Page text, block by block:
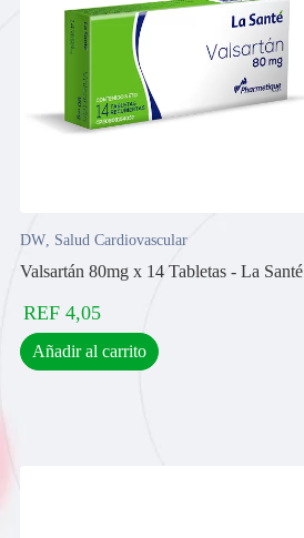
DW, Salud Cardiovascular
Valsartán 80mg x 14 Tabletas - La Santé
REF 4,05
Añadir al carrito